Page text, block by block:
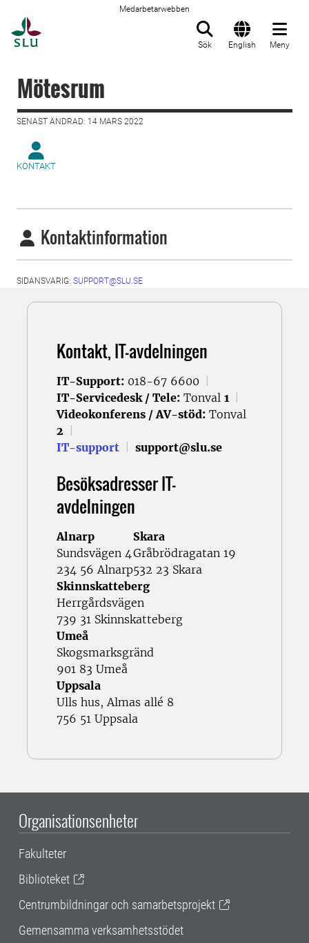
Medarbetarwebben
Sök English Meny
Mötesrum
SENAST ÄNDRAD: 14 MARS 2022
KONTAKT
Kontaktinformation
SIDANSVARIG: SUPPORT@SLU.SE
Kontakt, IT-avdelningen
IT-Support: 018-67 6600
IT-Servicedesk / Tele: Tonval 1
Videokonferens / AV-stöd: Tonval
2
IT-support
support@slu.se
Besöksadresser IT-
avdelningen
Alnarp
Sundsvägen 4
234 56 Alnarp
Skara
Gråbrödragatan 19
532 23 Skara
Skinnskatteberg
Herrgårdsvägen
739 31 Skinnskatteberg
Umeå
Skogsmarksgränd
901 83 Umeå
Uppsala
Ulls hus, Almas allé 8
756 51 Uppsala
Organisationsenheter
Fakulteter
Biblioteket
Centrumbildningar och samarbetsprojekt
Gemensamma verksamhetsstödet